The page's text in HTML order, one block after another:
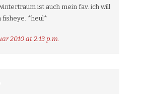
ist auch mein fav. ich will
fisheye. *heul*
2010 at 2:13 p.m.